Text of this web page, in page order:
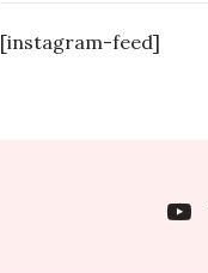
[instagram-feed]